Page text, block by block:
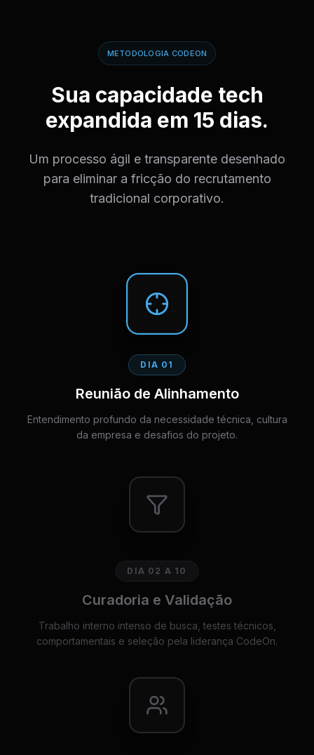
METODOLOGIA CODEON
Sua capacidade tech
expandida em 15 dias.
Um processo ágil e transparente desenhado
para eliminar a fricção do recrutamento
tradicional corporativo.
DIA 01
Reunião de Alinhamento
Entendimento profundo da necessidade técnica, cultura
da empresa e desafios do projeto.
DIA 02 A 10
Curadoria e Validação
Trabalho interno intenso de busca, testes técnicos,
comportamentais e seleção pela liderança CodeOn.